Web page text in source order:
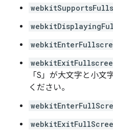
「S」が大文字と小
ください。